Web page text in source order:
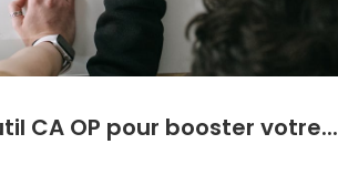
CA OP pour booster votre...